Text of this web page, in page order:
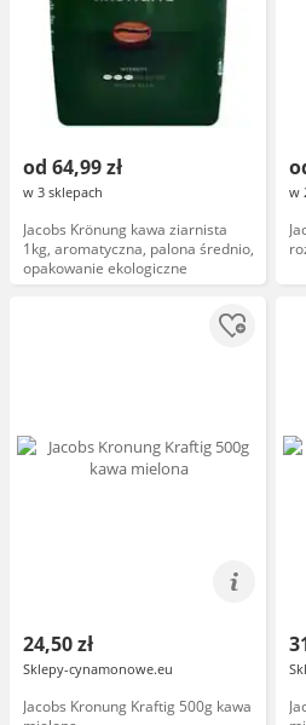
od 64,99 zł
w 3 sklepach
Jacobs Krönung kawa ziarnista
1kg, aromatyczna, palona średnio,
opakowanie ekologiczne
w
24,50 zł
Sklepy-cynamonowe.eu
Jacobs Kronung Kraftig 500g kawa